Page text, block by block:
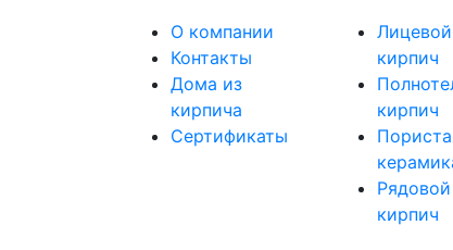
О компании
Контакты
Дома из
кирпича
Сертификаты
Лицевой
кирпич
кирпич
Рядовой
кирпич